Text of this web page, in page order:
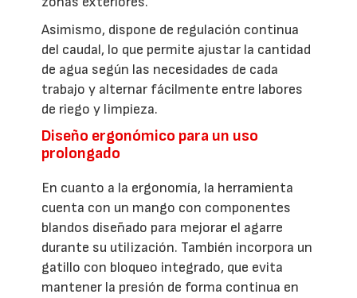
Asimismo, dispone de regulación continua
del caudal, lo que permite ajustar la cantidad
de agua según las necesidades de cada
trabajo y alternar fácilmente entre labores
de riego y limpieza.
Diseño ergonómico para un uso
prolongado
En cuanto a la ergonomía, la herramienta
cuenta con un mango con componentes
blandos diseñado para mejorar el agarre
durante su utilización. También incorpora un
gatillo con bloqueo integrado, que evita
mantener la presión de forma continua en